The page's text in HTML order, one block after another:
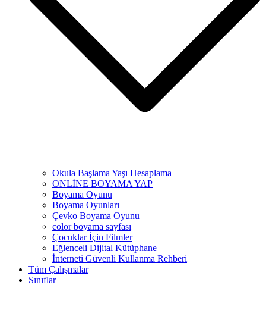
Okula Başlama Yaşı Hesaplama
ONLİNE BOYAMA YAP
Boyama Oyunu
Boyama Oyunları
Çevko Boyama Oyunu
color boyama sayfası
Çocuklar İçin Filmler
Eğlenceli Dijital Kütüphane
İnterneti Güvenli Kullanma Rehberi
Tüm Çalışmalar
Sınıflar